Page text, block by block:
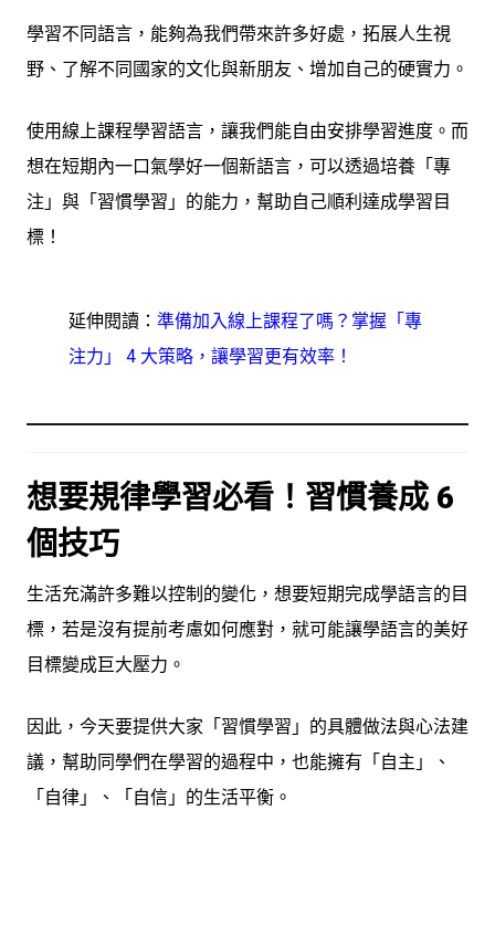
學習不同語言，能夠為我們帶來許多好處，拓展人生視
野、了解不同國家的文化與新朋友、增加自己的硬實力。
使用線上課程學習語言，讓我們能自由安排學習進度。而
想在短期內一口氣學好一個新語言，可以透過培養「專
注」與「習慣學習」的能力，幫助自己順利達成學習目
標！
延伸閱讀： 準備加入線上課程了嗎？掌握「專
注力」 4 大策略，讓學習更有效率！
想要規律學習必看！習慣養成 6
個技巧
生活充滿許多難以控制的變化，想要短期完成學語言的目
標，若是沒有提前考慮如何應對，就可能讓學語言的美好
目標變成巨大壓力。
因此，今天要提供大家「習慣學習」的具體做法與心法建
議，幫助同學們在學習的過程中，也能擁有「自主」、
「自律」、「自信」的生活平衡。